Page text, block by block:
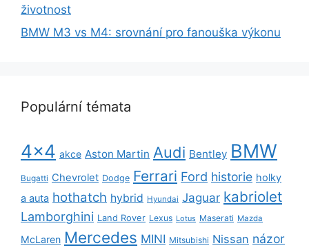
životnost
BMW M3 vs M4: srovnání pro fanouška výkonu
Populární témata
4x4 akce Aston Martin Audi Bentley BMW
Bugatti Chevrolet Dodge Ferrari Ford historie holky
a auta hothatch hybrid Hyundai Jaguar kabriolet
Lamborghini Land Rover Lexus Lotus Maserati Mazda
McLaren Mercedes MINI Mitsubishi Nissan názor